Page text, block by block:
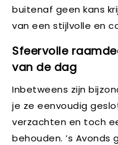
buitenaf geen kans
van een stijlvolle en
Sfeervolle
van de dag
Inbetweens zijn
je ze eenvoudig
verzachten en toch
behouden. ’s Avonds